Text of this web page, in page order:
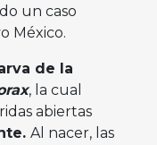
un caso
México.
de la
, la cual
abiertas
Al nacer, las